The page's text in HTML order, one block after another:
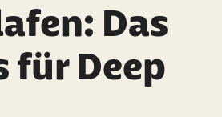
Das
für Deep